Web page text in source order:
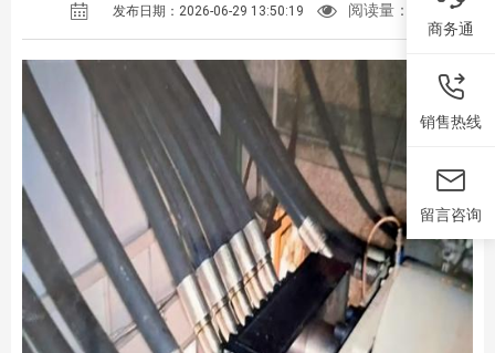
发布日期：2026-06-29 13:50:19 阅读量：
商务通
销售热线
留言咨询